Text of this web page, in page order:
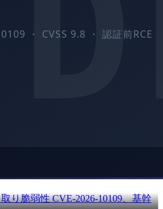
り脆弱性 CVE-2026-10109、基幹